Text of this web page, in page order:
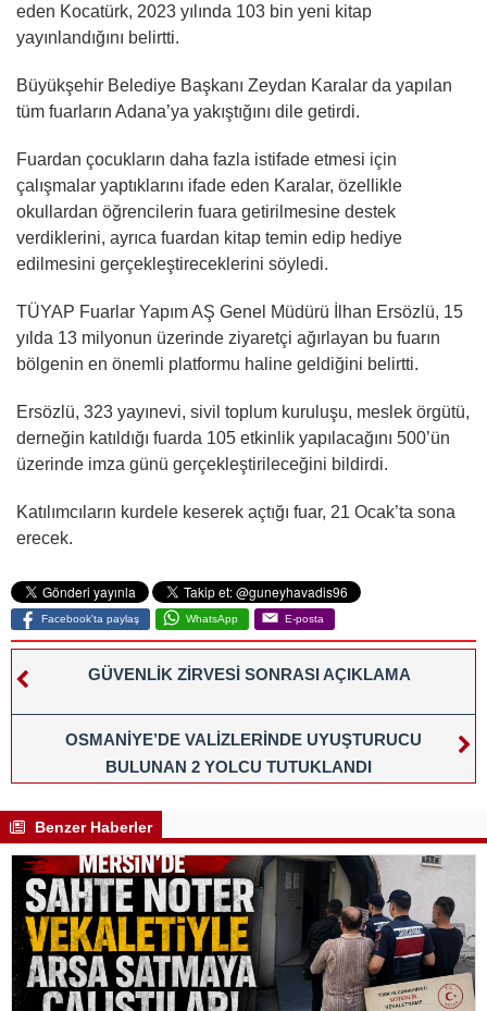
eden Kocatürk, 2023 yılında 103 bin yeni kitap
yayınlandığını belirtti.
Büyükşehir Belediye Başkanı Zeydan Karalar da yapılan
tüm fuarların Adana’ya yakıştığını dile getirdi.
Fuardan çocukların daha fazla istifade etmesi için
çalışmalar yaptıklarını ifade eden Karalar, özellikle
okullardan öğrencilerin fuara getirilmesine destek
verdiklerini, ayrıca fuardan kitap temin edip hediye
edilmesini gerçekleştireceklerini söyledi.
TÜYAP Fuarlar Yapım AŞ Genel Müdürü İlhan Ersözlü, 15
yılda 13 milyonun üzerinde ziyaretçi ağırlayan bu fuarın
bölgenin en önemli platformu haline geldiğini belirtti.
Ersözlü, 323 yayınevi, sivil toplum kuruluşu, meslek örgütü,
derneğin katıldığı fuarda 105 etkinlik yapılacağını 500’ün
üzerinde imza günü gerçekleştirileceğini bildirdi.
Katılımcıların kurdele keserek açtığı fuar, 21 Ocak’ta sona
erecek.
Facebook'ta paylaş WhatsApp E-posta
GÜVENLİK ZİRVESİ SONRASI AÇIKLAMA
OSMANİYE’DE VALİZLERİNDE UYUŞTURUCU
BULUNAN 2 YOLCU TUTUKLANDI
Benzer Haberler